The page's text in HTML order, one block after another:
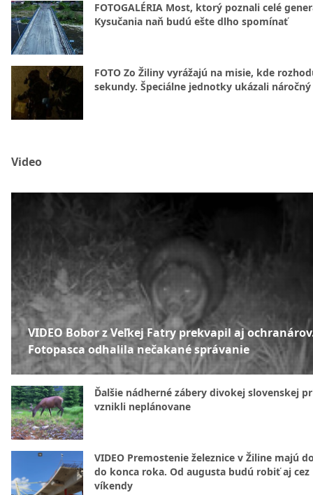
FOTOGALÉRIA Most, ktorý poznali celé
Kysučania naň budú ešte dlho spomínať
FOTO Zo Žiliny vyrážajú na misie, kde
sekundy. Špeciálne jednotky ukázali
Video
VIDEO Bobor z Veľkej Fatry prekvapil aj
Fotopasca odhalila nečakané správanie
Ďalšie nádherné zábery divokej slovenskej
vznikli neplánovane
VIDEO Premostenie železnice v Žiline majú
do konca roka. Od augusta budú robiť aj cez
víkendy